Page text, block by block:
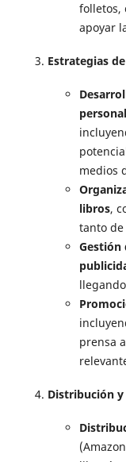
folletos,
apoyar
Estrategias
medios
libros,
tanto
Gestión
prensa
Distribución